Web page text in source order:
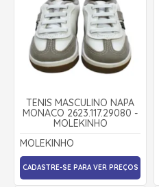
TÊNIS MASCULINO NAPA
MONACO 2623.117.29080 -
MOLEKINHO
MOLEKINHO
CADASTRE-SE PARA VER PREÇOS